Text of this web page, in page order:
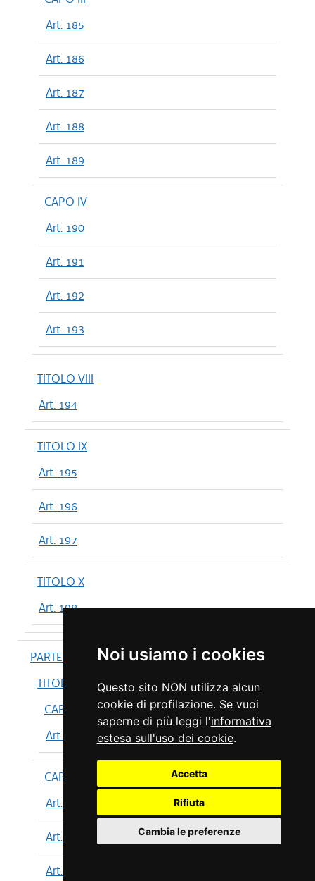
Noi usiamo i cookies
Questo sito NON utilizza alcun
cookie di profilazione. Se vuoi
saperne di più leggi l'informativa
estesa sull'uso dei cookie.
Accetta
Rifiuta
Cambia le preferenze
Art. 185
Art. 186
Art. 187
Art. 188
Art. 189
CAPO IV
Art. 190
Art. 191
Art. 192
Art. 193
TITOLO VIII
Art. 194
TITOLO IX
Art. 195
Art. 196
Art. 197
TITOLO X
Art. 198
PARTE IV
TITOLO I
CAPO I
Art. 199
CAPO II
Art. 200
Art. 201
Art. 202